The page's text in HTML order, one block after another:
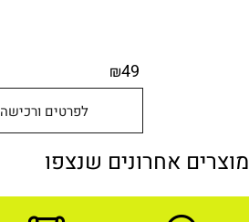
₪49
לפרטים ורכישה
מוצרים אחרונים שנצפו